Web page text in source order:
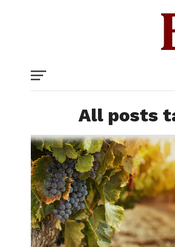
All posts